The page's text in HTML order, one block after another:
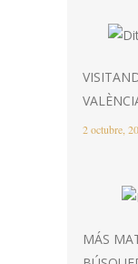
2 octubre,
MÁS